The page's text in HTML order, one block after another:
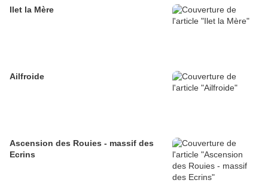
Ilet la Mère
Ailfroide
Ascension des Rouies - massif des
Ecrins